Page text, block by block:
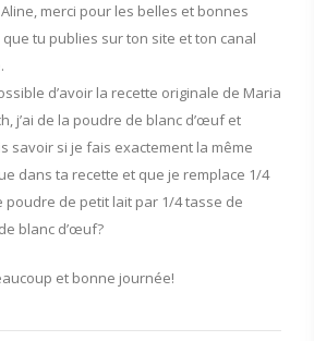
merci pour les belles et bonnes
tu publies sur ton site et ton canal
d’avoir la recette originale de Maria
j’ai de la poudre de blanc d’œuf et
savoir si je fais exactement la même
dans ta recette et que je remplace 1/4
poudre de petit lait par 1/4 tasse de
blanc d’œuf?
et bonne journée!